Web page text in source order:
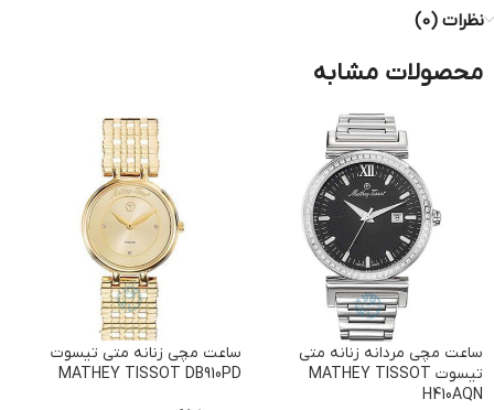
نظرات (0)
محصولات مشابه
ساعت مچی مردانه زنانه متی
تیسوت MATHEY TISSOT
H410AQN
ساعت مچی زنانه متی تیسوت
MATHEY TISSOT DB910PD